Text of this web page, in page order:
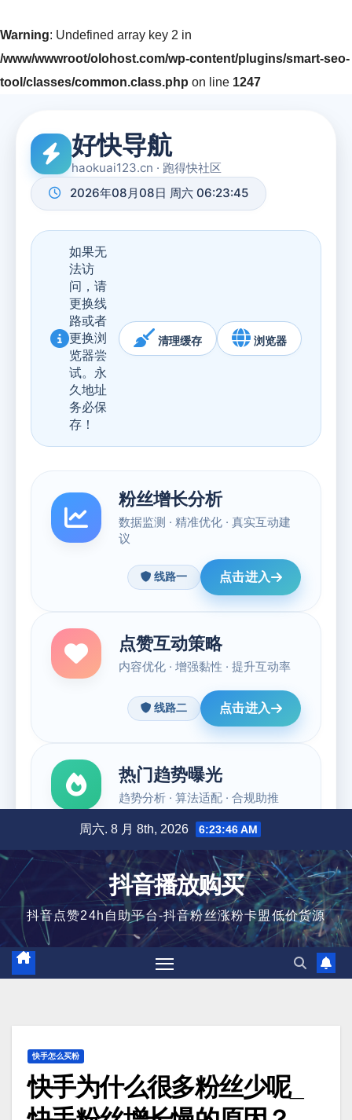
Warning: Undefined array key 2 in
/www/wwwroot/olohost.com/wp-content/plugins/smart-seo-
tool/classes/common.class.php on line 1247
容
周六. 8 月 8th, 2026 6:23:46 AM
抖音播放购买
抖音点赞24h自助平台-抖音粉丝涨粉卡盟低价货源
快手怎么买粉
快手为什么很多粉丝少呢_